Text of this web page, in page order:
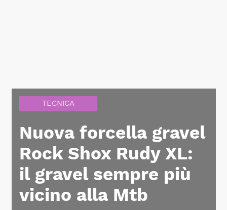
TECNICA
Nuova forcella gravel
Rock Shox Rudy XL:
il gravel sempre più
vicino alla Mtb